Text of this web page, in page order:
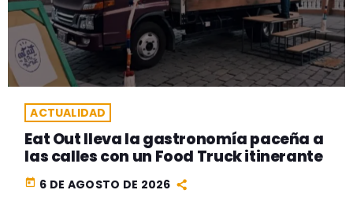
ACTUALIDAD
Eat Out lleva la gastronomía paceña a
las calles con un Food Truck itinerante
today 6 DE AGOSTO DE 2026